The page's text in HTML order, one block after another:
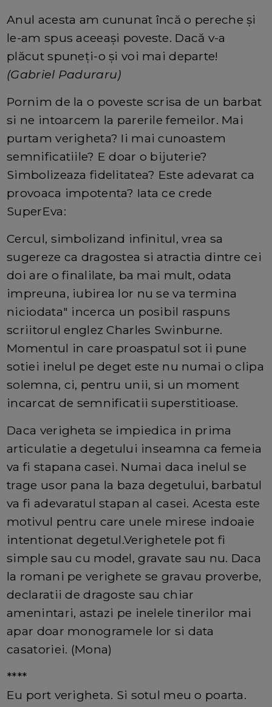
Anul acesta am cununat încă o pereche şi
le-am spus aceeaşi poveste. Dacă v-a
plăcut spuneţi-o şi voi mai departe!
(Gabriel Paduraru)
Pornim de la o poveste scrisa de un barbat
si ne intoarcem la parerile femeilor. Mai
purtam verigheta? Ii mai cunoastem
semnificatiile? E doar o bijuterie?
Simbolizeaza fidelitatea? Este adevarat ca
provoaca impotenta? Iata ce crede
SuperEva:
Cercul, simbolizand infinitul, vrea sa
sugereze ca dragostea si atractia dintre cei
doi are o finalilate, ba mai mult, odata
impreuna, iubirea lor nu se va termina
niciodata" incerca un posibil raspuns
scriitorul englez Charles Swinburne.
Momentul in care proaspatul sot ii pune
sotiei inelul pe deget este nu numai o clipa
solemna, ci, pentru unii, si un moment
incarcat de semnificatii superstitioase.
Daca verigheta se impiedica in prima
articulatie a degetului inseamna ca femeia
va fi stapana casei. Numai daca inelul se
trage usor pana la baza degetului, barbatul
va fi adevaratul stapan al casei. Acesta este
motivul pentru care unele mirese indoaie
intentionat degetul.Verighetele pot fi
simple sau cu model, gravate sau nu. Daca
la romani pe verighete se gravau proverbe,
declaratii de dragoste sau chiar
amenintari, astazi pe inelele tinerilor mai
apar doar monogramele lor si data
casatoriei. (Mona)
****
Eu port verigheta. Si sotul meu o poarta.